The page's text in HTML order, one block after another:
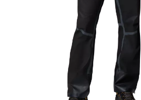
Wanneer de wolken zich